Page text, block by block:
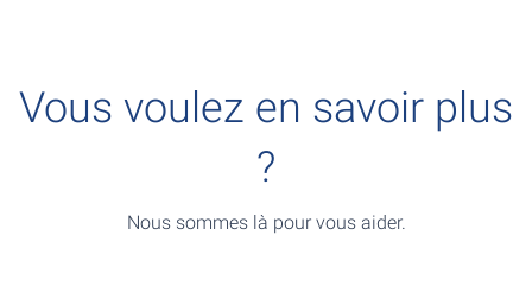
Vous voulez en savoir plus
?
Nous sommes là pour vous aider.